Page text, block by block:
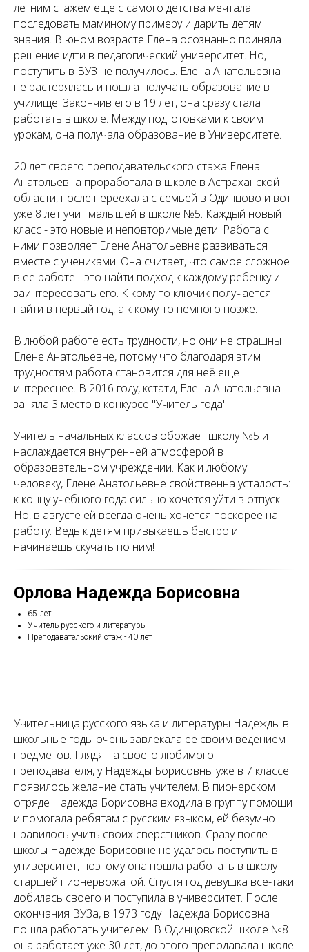
летним стажем еще с самого детства мечтала
последовать маминому примеру и дарить детям
знания. В юном возрасте Елена осознанно приняла
решение идти в педагогический университет. Но,
поступить в ВУЗ не получилось. Елена Анатольевна
не растерялась и пошла получать образование в
училище. Закончив его в 19 лет, она сразу стала
работать в школе. Между подготовками к своим
урокам, она получала образование в Университете.
20 лет своего преподавательского стажа Елена
Анатольевна проработала в школе в Астраханской
области, после переехала с семьей в Одинцово и вот
уже 8 лет учит малышей в школе №5. Каждый новый
класс - это новые и неповторимые дети. Работа с
ними позволяет Елене Анатольевне развиваться
вместе с учениками. Она считает, что самое сложное
в ее работе - это найти подход к каждому ребенку и
заинтересовать его. К кому-то ключик получается
найти в первый год, а к кому-то немного позже.
В любой работе есть трудности, но они не страшны
Елене Анатольевне, потому что благодаря этим
трудностям работа становится для неё еще
интереснее. В 2016 году, кстати, Елена Анатольевна
заняла 3 место в конкурсе "Учитель года".
Учитель начальных классов обожает школу №5 и
наслаждается внутренней атмосферой в
образовательном учреждении. Как и любому
человеку, Елене Анатольевне свойственна усталость:
к концу учебного года сильно хочется уйти в отпуск.
Но, в августе ей всегда очень хочется поскорее на
работу. Ведь к детям привыкаешь быстро и
начинаешь скучать по ним!
Орлова Надежда Борисовна
65 лет
Учитель русского и литературы
Преподавательский стаж - 40 лет
Учительница русского языка и литературы Надежды в
школьные годы очень завлекала ее своим ведением
предметов. Глядя на своего любимого
преподавателя, у Надежды Борисовны уже в 7 классе
появилось желание стать учителем. В пионерском
отряде Надежда Борисовна входила в группу помощи
и помогала ребятам с русским языком, ей безумно
нравилось учить своих сверстников. Сразу после
школы Надежде Борисовне не удалось поступить в
университет, поэтому она пошла работать в школу
старшей пионервожатой. Спустя год девушка все-таки
добилась своего и поступила в университет. После
окончания ВУЗа, в 1973 году Надежда Борисовна
пошла работать учителем. В Одинцовской школе №8
она работает уже 30 лет, до этого преподавала школе